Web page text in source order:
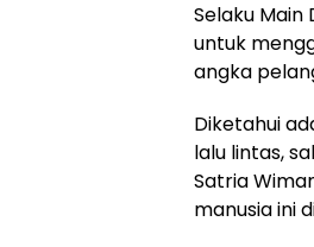
Selaku
untuk
angka
Diketahui
lalu lintas,
Satria
manusia ini